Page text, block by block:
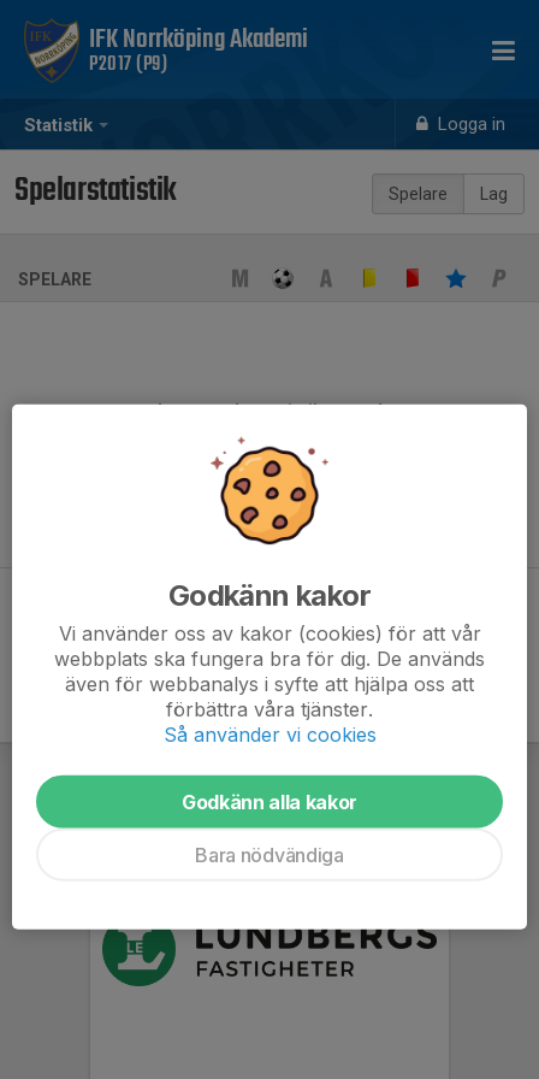
Statistik Logga in
IFK Norrköping Akademi
P2017 (P9)
Spelare Lag
Spelarstatistik
SPELARE
Ingen spelarstatistik sparad
När ni fyller i uppställning på respektive match visas statistiken
automatiskt på denna sida
Godkänn kakor
Vi använder oss av kakor (cookies) för att vår
webbplats ska fungera bra för dig. De används
även för webbanalys i syfte att hjälpa oss att
förbättra våra tjänster.
Så använder vi cookies
Godkänn alla kakor
Bara nödvändiga